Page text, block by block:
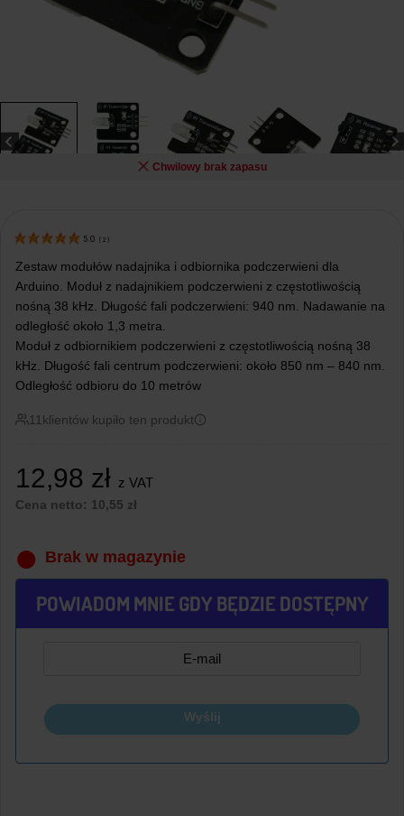
Chwilowy brak zapasu
5.0 ( 2 )
Zestaw modułów nadajnika i odbiornika podczerwieni dla
Arduino. Moduł z nadajnikiem podczerwieni z częstotliwością
nośną 38 kHz. Długość fali podczerwieni: 940 nm. Nadawanie na
odległość około 1,3 metra.
Moduł z odbiornikiem podczerwieni z częstotliwością nośną 38
kHz. Długość fali centrum podczerwieni: około 850 nm – 840 nm.
Odległość odbioru do 10 metrów
11 klientów kupiło ten produkt
12,98 zł z VAT
Cena netto: 10,55 zł
Brak w magazynie
POWIADOM MNIE GDY BĘDZIE DOSTĘPNY
Wyślij